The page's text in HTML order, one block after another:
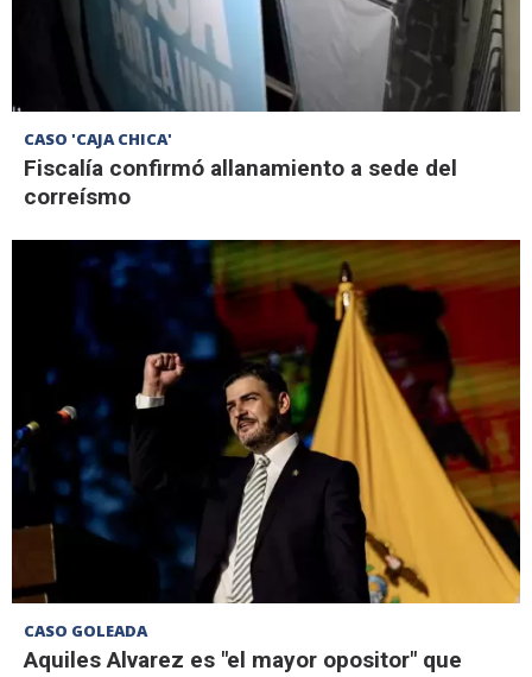
CASO 'CAJA CHICA'
Fiscalía confirmó allanamiento a sede del
correísmo
CASO GOLEADA
Aquiles Alvarez es "el mayor opositor" que